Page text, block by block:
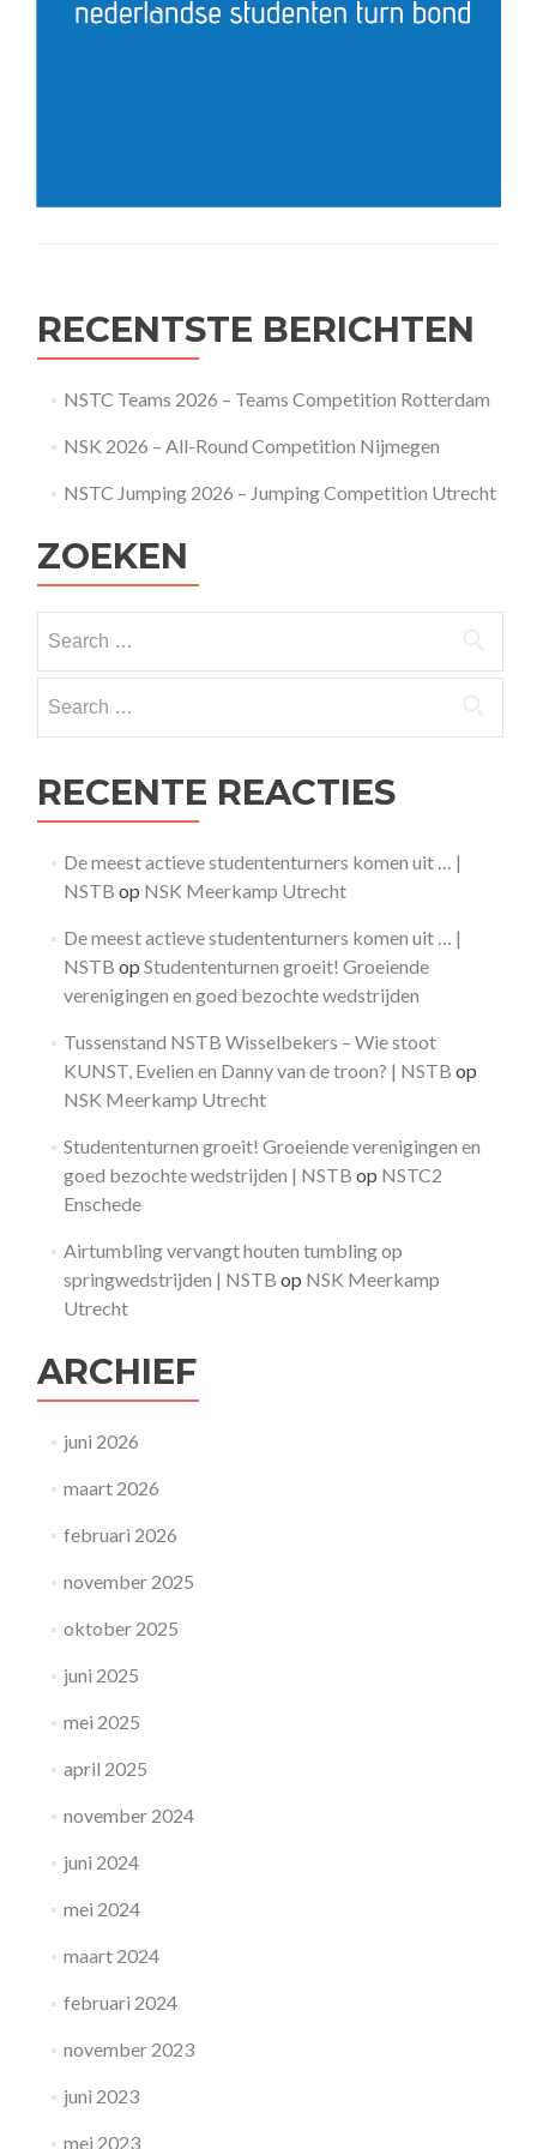
RECENTSTE BERICHTEN
NSTC Teams 2026 – Teams Competition Rotterdam
NSK 2026 – All-Round Competition Nijmegen
NSTC Jumping 2026 – Jumping Competition Utrecht
ZOEKEN
for:
for:
RECENTE REACTIES
De meest actieve studententurners komen uit … |
NSTB op NSK Meerkamp Utrecht
De meest actieve studententurners komen uit … |
NSTB op Studententurnen groeit! Groeiende
verenigingen en goed bezochte wedstrijden
Tussenstand NSTB Wisselbekers – Wie stoot
KUNST, Evelien en Danny van de troon? | NSTB op
NSK Meerkamp Utrecht
Studententurnen groeit! Groeiende verenigingen en
goed bezochte wedstrijden | NSTB op NSTC2
Enschede
Airtumbling vervangt houten tumbling op
springwedstrijden | NSTB op NSK Meerkamp
Utrecht
ARCHIEF
juni 2026
maart 2026
februari 2026
november 2025
oktober 2025
juni 2025
mei 2025
april 2025
november 2024
juni 2024
mei 2024
maart 2024
februari 2024
november 2023
juni 2023
mei 2023